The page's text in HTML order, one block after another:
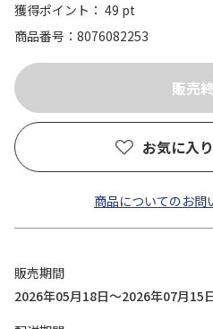
獲得ポイント： 49 pt
商品番号
8076082253
お気に入
商品についてのお問
販売期間
2026年05月18日～2026年07月15